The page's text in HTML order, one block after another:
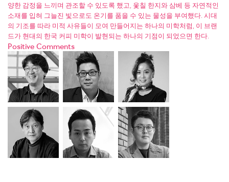
양한 감정을 느끼며 관조할 수 있도록 했고, 옻칠 한지와 삼베 등 자연적인
소재를 입혀 그늘진 빛으로도 온기를 품을 수 있는 물성을 부여했다. 시대
의 기조를 따라 미적 사유들이 모여 만들어지는 하나의 미학처럼, 이 브랜
드가 현대의 한국 커피 미학이 발현되는 하나의 기점이 되었으면 한다.
Positive Comments